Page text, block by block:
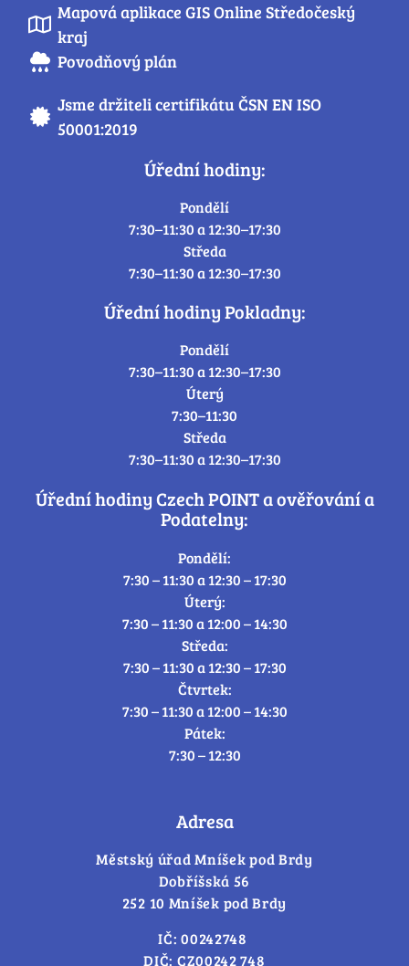
Mapová aplikace GIS Online Středočeský
kraj
Povodňový plán
Jsme držiteli certifikátu ČSN EN ISO
50001:2019
Úřední hodiny:
Pondělí
7:30–11:30 a 12:30–17:30
Středa
7:30–11:30 a 12:30–17:30
Úřední hodiny Pokladny:
Pondělí
7:30–11:30 a 12:30–17:30
Úterý
7:30–11:30
Středa
7:30–11:30 a 12:30–17:30
Úřední hodiny Czech POINT a ověřování a
Podatelny:
Pondělí:
7:30 – 11:30 a 12:30 – 17:30
Úterý:
7:30 – 11:30 a 12:00 – 14:30
Středa:
7:30 – 11:30 a 12:30 – 17:30
Čtvrtek:
7:30 – 11:30 a 12:00 – 14:30
Pátek:
7:30 – 12:30
Adresa
Městský úřad Mníšek pod Brdy
Dobříšská 56
252 10 Mníšek pod Brdy
IČ: 00242748
DIČ: CZ00242 748